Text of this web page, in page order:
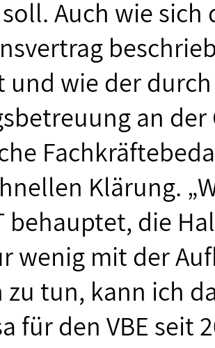
Auch wie sich
wie der
an
Klärung.
behauptet, die
wenig mit der
zu tun, kann ich
für den VBE seit